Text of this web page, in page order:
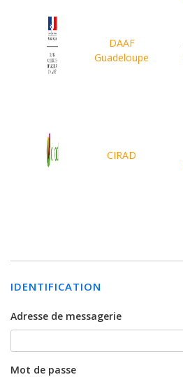
DAAF
Guadeloupe
CIRAD
IDENTIFICATION
Adresse de messagerie
Mot de passe